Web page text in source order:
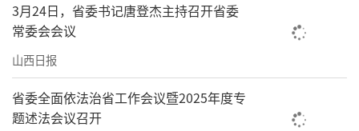
3月24日，省委书记唐登杰主持召开省委
常委会会议
山西日报
省委全面依法治省工作会议暨2025年度专
题述法会议召开